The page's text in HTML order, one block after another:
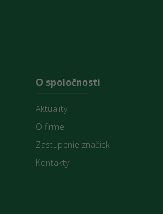
O spoločnosti
Aktuality
O firme
Zastupenie značiek
Kontakty